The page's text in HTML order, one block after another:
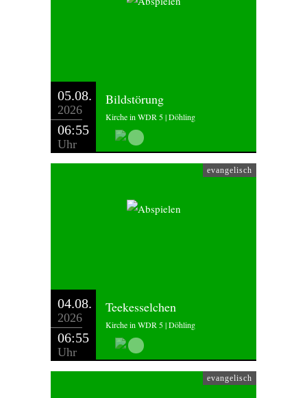
05.08.
2026
06:55
Uhr
Bildstörung
Kirche in WDR 5 | Döhling
evangelisch
04.08.
2026
06:55
Uhr
Teekesselchen
Kirche in WDR 5 | Döhling
evangelisch